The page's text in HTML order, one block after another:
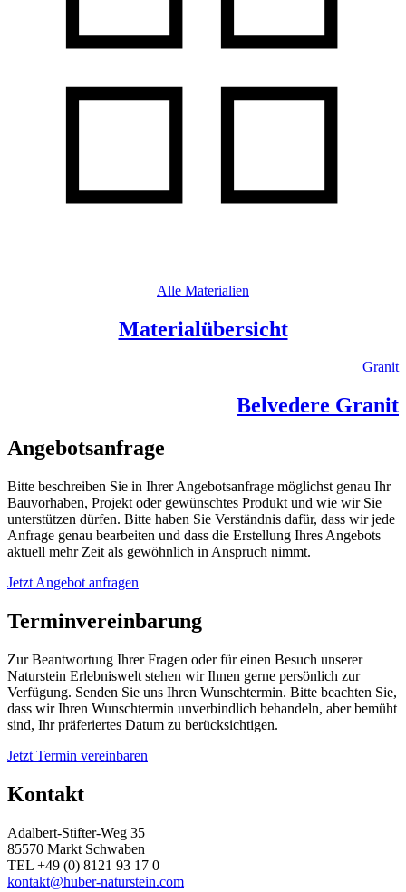
Alle Materialien
Materialübersicht
Granit
Belvedere Granit
Angebotsanfrage
Bitte beschreiben Sie in Ihrer Angebotsanfrage möglichst genau Ihr
Bauvorhaben, Projekt oder gewünschtes Produkt und wie wir Sie
unterstützen dürfen. Bitte haben Sie Verständnis dafür, dass wir jede
Anfrage genau bearbeiten und dass die Erstellung Ihres Angebots
aktuell mehr Zeit als gewöhnlich in Anspruch nimmt.
Jetzt Angebot anfragen
Terminvereinbarung
Zur Beantwortung Ihrer Fragen oder für einen Besuch unserer
Naturstein Erlebniswelt stehen wir Ihnen gerne persönlich zur
Verfügung. Senden Sie uns Ihren Wunschtermin. Bitte beachten Sie,
dass wir Ihren Wunschtermin unverbindlich behandeln, aber bemüht
sind, Ihr präferiertes Datum zu berücksichtigen.
Jetzt Termin vereinbaren
Kontakt
Adalbert-Stifter-Weg 35
85570 Markt Schwaben
TEL +49 (0) 8121 93 17 0
kontakt@huber-naturstein.com